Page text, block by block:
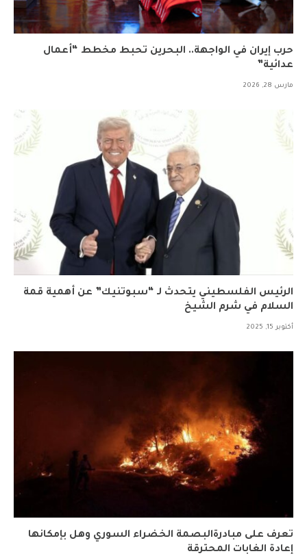
حرب إيران في الواجهة.. البحرين تحبط مخطط “أعمال
عدائية”
مارس 28, 2026
الرئيس الفلسطيني يتحدث لـ “سبوتنيك” عن أهمية قمة
السلام في شرم الشيخ
أكتوبر 15, 2025
تعرف على مبادرةالبصمة الخضراء السوري وهل بإمكانها
إعادة الغابات المحترقة